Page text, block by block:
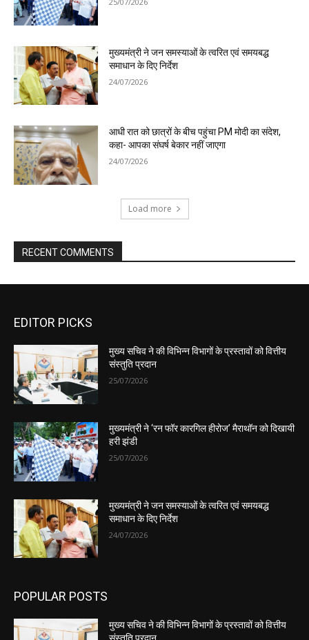
EDITOR PICKS
मुख्य सचिव ने की विभिन्न विभागों के प्रस्तावों को वित्तीय
संस्तुति प्रदान
25/07/2026
मुख्यमंत्री ने ‘रन फॉर कारगिल हीरोज’ मैराथॉन को दिखायी
हरी झंडी
25/07/2026
मुख्यमंत्री ने जन समस्याओं के त्वरित एवं समयबद्ध
समाधान के दिए निर्देश
24/07/2026
POPULAR POSTS
मुख्य सचिव ने की विभिन्न विभागों के प्रस्तावों को वित्तीय